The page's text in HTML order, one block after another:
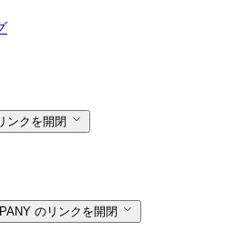
ンクを開閉
のリンクを開閉